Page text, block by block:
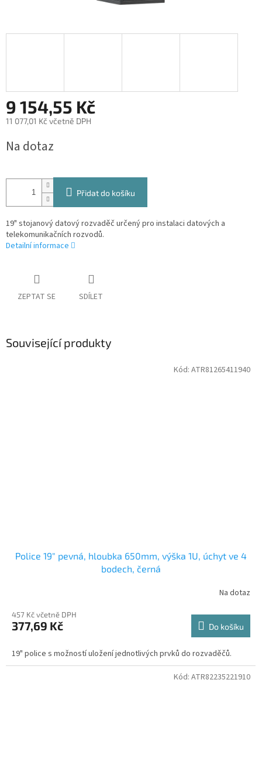
9 154,55 Kč
11 077,01 Kč včetně DPH
cena:
Na dotaz
Přidat do košíku
19" stojanový datový rozvaděč určený pro instalaci datových a
telekomunikačních rozvodů.
Detailní informace
ZEPTAT SE SDÍLET
Související produkty
Police 19" pevná, hloubka 650mm, výška 1U, úchyt ve 4
bodech, černá
Na dotaz
457 Kč včetně DPH
377,69 Kč Do košíku
19" police s možností uložení jednotlivých prvků do rozvaděčů.
Kód: ATR81265411940
Kód: ATR82235221910